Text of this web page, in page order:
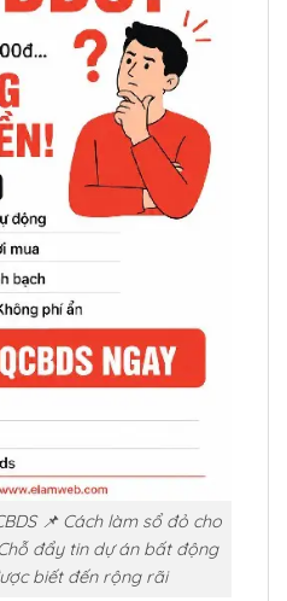
📌 Cách làm sổ đỏ cho
đẩy tin dự án bất động
biết đến rộng rãi